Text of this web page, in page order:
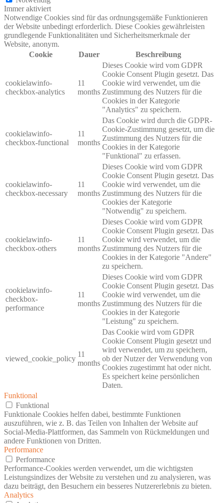
Immer aktiviert
Notwendige Cookies sind für das ordnungsgemäße Funktionieren
der Website unbedingt erforderlich. Diese Cookies gewährleisten
grundlegende Funktionalitäten und Sicherheitsmerkmale der
Website, anonym.
Cookie
Dauer Beschreibung
cookielawinfo-
checkbox-analytics
11
months
Dieses Cookie wird vom GDPR
Cookie Consent Plugin gesetzt. Das
Cookie wird verwendet, um die
Zustimmung des Nutzers für die
Cookies in der Kategorie
"Analytics" zu speichern.
cookielawinfo-
checkbox-functional
11
months
Das Cookie wird durch die GDPR-
Cookie-Zustimmung gesetzt, um die
Zustimmung des Nutzers für die
Cookies in der Kategorie
"Funktional" zu erfassen.
cookielawinfo-
checkbox-necessary
11
months
Dieses Cookie wird vom GDPR
Cookie Consent Plugin gesetzt. Das
Cookie wird verwendet, um die
Zustimmung des Nutzers für die
Cookies der Kategorie
"Notwendig" zu speichern.
cookielawinfo-
checkbox-others
11
months
Dieses Cookie wird vom GDPR
Cookie Consent Plugin gesetzt. Das
Cookie wird verwendet, um die
Zustimmung des Nutzers für die
Cookies in der Kategorie "Andere"
zu speichern.
cookielawinfo-
checkbox-
performance
11
months
Dieses Cookie wird vom GDPR
Cookie Consent Plugin gesetzt. Das
Cookie wird verwendet, um die
Zustimmung des Nutzers für die
Cookies in der Kategorie
"Leistung" zu speichern.
viewed_cookie_policy
11
months
Das Cookie wird vom GDPR
Cookie Consent Plugin gesetzt und
wird verwendet, um zu speichern,
ob der Nutzer der Verwendung von
Cookies zugestimmt hat oder nicht.
Es speichert keine persönlichen
Daten.
Funktional
Funktional
Funktionale Cookies helfen dabei, bestimmte Funktionen
auszuführen, wie z. B. das Teilen von Inhalten der Website auf
Social-Media-Plattformen, das Sammeln von Rückmeldungen und
andere Funktionen von Dritten.
Performance
Performance
Performance-Cookies werden verwendet, um die wichtigsten
Leistungsindizes der Website zu verstehen und zu analysieren, was
dazu beiträgt, den Besuchern ein besseres Nutzererlebnis zu bieten.
Analytics